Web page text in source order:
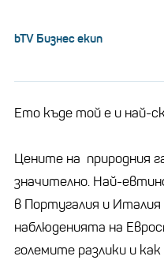
bTV Бизнес екип
Ето къде той е и най-
Цените на природния
значително. Най-
в Португалия и
наблюденията на
големите разлики и